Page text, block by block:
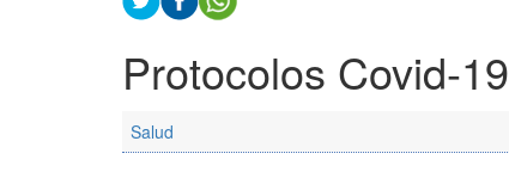
Protocolos Covid-19
Salud